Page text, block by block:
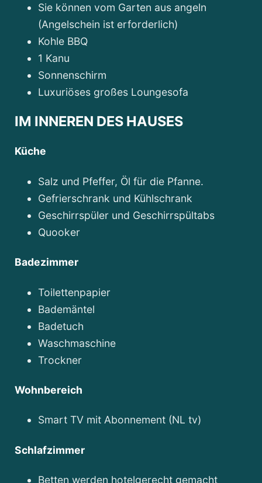
Sie können vom Garten aus angeln
(Angelschein ist erforderlich)
Kohle BBQ
1 Kanu
Sonnenschirm
Luxuriöses großes Loungesofa
IM INNEREN DES HAUSES
Küche
Salz und Pfeffer, Öl für die Pfanne.
Gefrierschrank und Kühlschrank
Geschirrspüler und Geschirrspültabs
Quooker
Badezimmer
Toilettenpapier
Bademäntel
Badetuch
Waschmaschine
Trockner
Wohnbereich
Smart TV mit Abonnement (NL tv)
Schlafzimmer
Betten werden hotelgerecht gemacht